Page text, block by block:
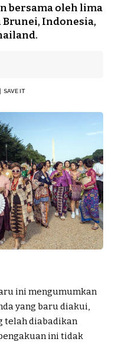
bersama oleh lima
Brunei, Indonesia,
ini mengumumkan
yang baru diakui,
telah diabadikan
ini tidak